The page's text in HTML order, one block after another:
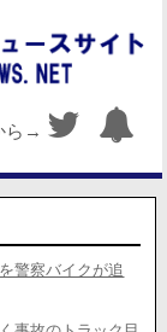
ら→
警察バイクが追